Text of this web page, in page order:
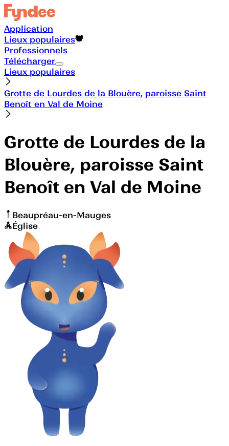
Application
Lieux populaires
Professionnels
Télécharger
Lieux populaires
Grotte de Lourdes de la Blouère, paroisse Saint
Benoît en Val de Moine
Grotte de Lourdes de la
Blouère, paroisse Saint
Benoît en Val de Moine
Beaupréau-en-Mauges
Église